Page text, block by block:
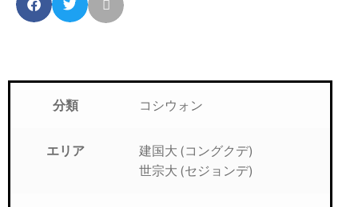
分類 コシウォン
エリア
建国大 (コングクデ)
世宗大 (セジョンデ)